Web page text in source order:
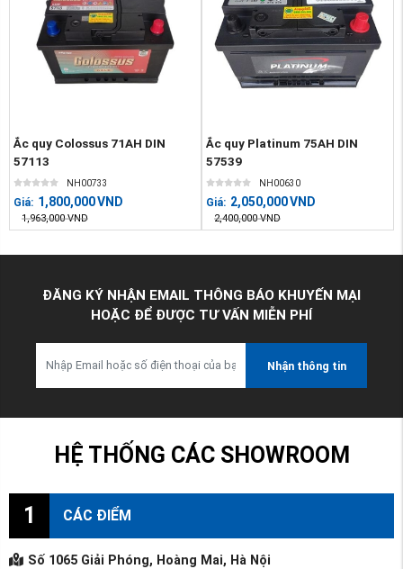
Ắc quy Colossus 71AH DIN
57113
NH00733
Giá: 1,800,000VND
1,963,000 VND
Ắc quy Platinum 75AH DIN
57539
NH00630
Giá: 2,050,000VND
2,400,000 VND
ĐĂNG KÝ NHẬN EMAIL THÔNG BÁO KHUYẾN MẠI
HOẶC ĐỂ ĐƯỢC TƯ VẤN MIỄN PHÍ
Nhận thông tin
HỆ THỐNG CÁC SHOWROOM
1 CÁC ĐIỂM
Số 1065 Giải Phóng, Hoàng Mai, Hà Nội